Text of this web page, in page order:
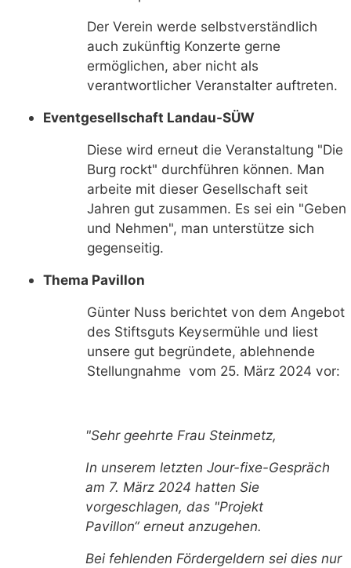
Der Verein werde selbstverständlich
auch zukünftig Konzerte gerne
ermöglichen, aber nicht als
verantwortlicher Veranstalter auftreten.
Eventgesellschaft Landau-SÜW
Diese wird erneut die Veranstaltung "Die
Burg rockt" durchführen können. Man
arbeite mit dieser Gesellschaft seit
Jahren gut zusammen. Es sei ein "Geben
und Nehmen", man unterstütze sich
gegenseitig.
Thema Pavillon
Günter Nuss berichtet von dem Angebot
des Stiftsguts Keysermühle und liest
unsere gut begründete, ablehnende
Stellungnahme vom 25. März 2024 vor:
"Sehr geehrte Frau Steinmetz,
In unserem letzten Jour-fixe-Gespräch
am 7. März 2024 hatten Sie
vorgeschlagen, das "Projekt
Pavillon“ erneut anzugehen.
Bei fehlenden Fördergeldern sei dies nur